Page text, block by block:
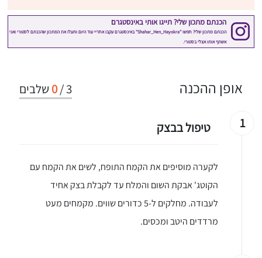
3
/
0 שלבים אופן ההכנה
1 טיפול בבצק
לקערה מוסיפים את הקמח התופח, לשים את הקמח עם
הקוטג' אבקת השום והמלח עד לקבלת בצק אחיד
לעבודה. מחלקים ל-5 כדורים שווים. מקמחים מעט
מרדדים היטב ומכסים.